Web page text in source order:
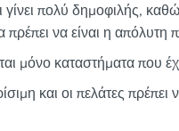
πολύ δημοφιλής,
πρέπει να είναι η απόλυτη
μόνο καταστήματα που
και οι πελάτες